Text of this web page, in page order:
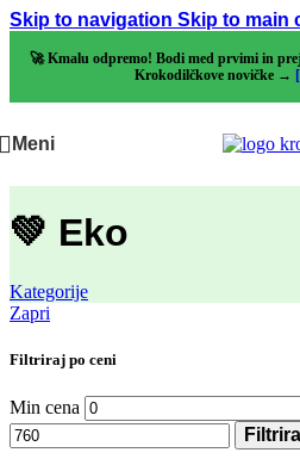
Skip to navigation Skip to main
🚀 Kmalu odpremo! Bodi med prvimi in
Krokodilčkove novičke →
Meni
💚 Eko
Kategorije
Zapri
Filtriraj po ceni
Min cena